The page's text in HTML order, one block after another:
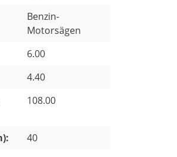
Benzin-
Motorsägen
6.00
4.40
108.00
40